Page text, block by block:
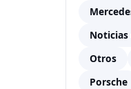
Otros
Porsche